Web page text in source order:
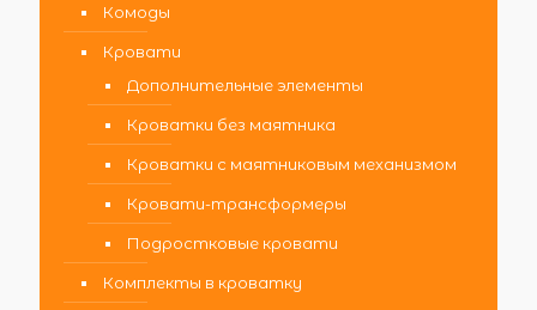
Комоды
Кровати
Дополнительные элементы
Кроватки без маятника
Кроватки с маятниковым механизмом
Кровати-трансформеры
Подростковые кровати
Комплекты в кроватку